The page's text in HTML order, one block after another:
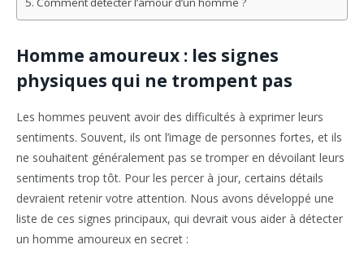
Homme amoureux : les signes
physiques qui ne trompent pas
Les hommes peuvent avoir des difficultés à exprimer leurs
sentiments. Souvent, ils ont l’image de personnes fortes, et ils
ne souhaitent généralement pas se tromper en dévoilant leurs
sentiments trop tôt. Pour les percer à jour, certains détails
devraient retenir votre attention. Nous avons développé une
liste de ces signes principaux, qui devrait vous aider à détecter
un homme amoureux en secret :